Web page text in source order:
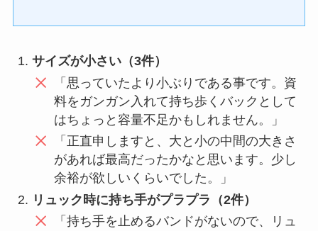
サイズが小さい（3件）
「思っていたより小ぶりである事です。資
料をガンガン入れて持ち歩くバックとして
はちょっと容量不足かもしれません。」
「正直申しますと、大と小の中間の大きさ
があれば最高だったかなと思います。少し
余裕が欲しいくらいでした。」
リュック時に持ち手がプラプラ（2件）
「持ち手を止めるバンドがないので、リュ